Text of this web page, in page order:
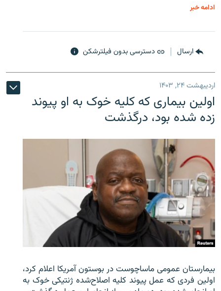
ادامه خبر
ارسال دسترسی بدون فیلترشکن
اردیبهشت ۲۴, ۱۴۰۳
اولین بیماری که کلیه خوک به او پیوند
زده شده بود، درگذشت
بیمارستان عمومی ماساچوست در بوستون آمریکا اعلام کرد،
اولین فردی که عمل پیوند کلیه اصلاح‌شده ژنتیکی خوک به